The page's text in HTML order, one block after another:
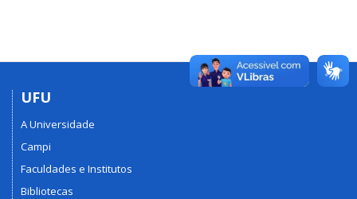
UFU
A Universidade
Campi
Faculdades e Institutos
Bibliotecas